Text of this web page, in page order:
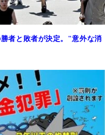
者と敗者が決定。"意外な消